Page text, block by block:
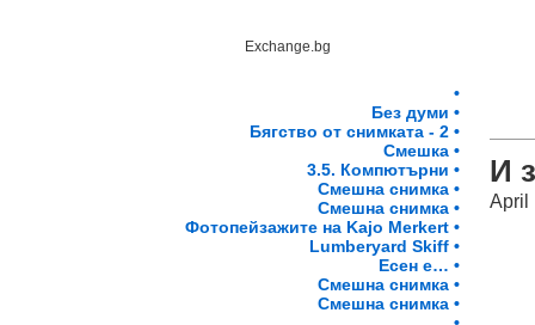
И
April
Exchange.bg
•
Без думи •
Бягство от снимката - 2 •
Смешка •
3.5. Компютърни •
Смешна снимка •
Смешна снимка •
Фотопейзажите на Kajo Merkert •
Lumberyard Skiff •
Есен е… •
Смешна снимка •
Смешна снимка •